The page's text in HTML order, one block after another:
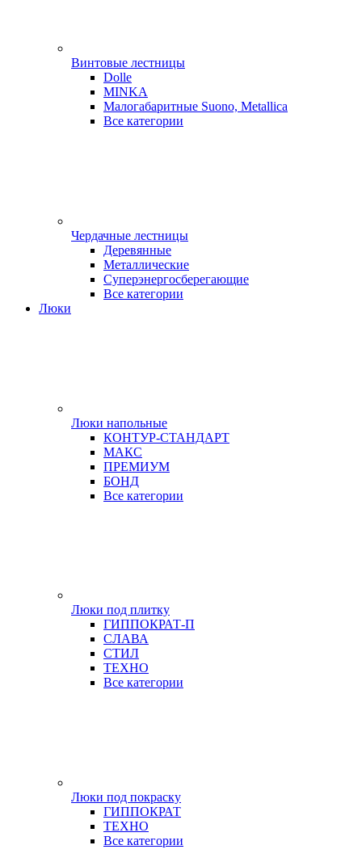
Винтовые лестницы
Dolle
MINKA
Малогабаритные Suono, Metallica
Все категории
Чердачные лестницы
Деревянные
Металлические
Суперэнергосберегающие
Все категории
Люки
Люки напольные
КОНТУР-СТАНДАРТ
МАКС
ПРЕМИУМ
БОНД
Все категории
Люки под плитку
ГИППОКРАТ-П
СЛАВА
СТИЛ
ТЕХНО
Все категории
Люки под покраску
ГИППОКРАТ
ТЕХНО
Все категории